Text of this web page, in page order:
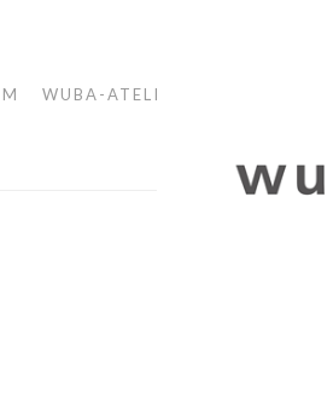
WUBA-ATELIER